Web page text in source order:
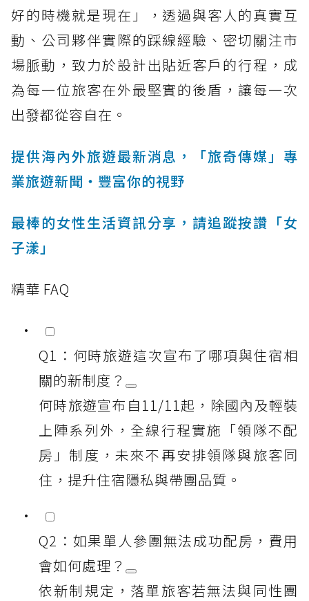
好的時機就是現在」，透過與客人的真實互
動、公司夥伴實際的踩線經驗、密切關注市
場脈動，致力於設計出貼近客戶的行程，成
為每一位旅客在外最堅實的後盾，讓每一次
出發都從容自在。
提供海內外旅遊最新消息，「旅奇傳媒」專
業旅遊新聞‧豐富你的視野
最棒的女性生活資訊分享，請追蹤按讚「女
子漾」
精華 FAQ
Q1：何時旅遊這次宣布了哪項與住宿相
關的新制度？
何時旅遊宣布自11/11起，除國內及輕裝
上陣系列外，全線行程實施「領隊不配
房」制度，未來不再安排領隊與旅客同
住，提升住宿隱私與帶團品質。
Q2：如果單人參團無法成功配房，費用
會如何處理？
依新制規定，落單旅客若無法與同性團